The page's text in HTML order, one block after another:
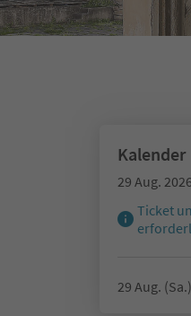
Kalender
29 Aug.
Ticket
29 Aug. (Sa.)